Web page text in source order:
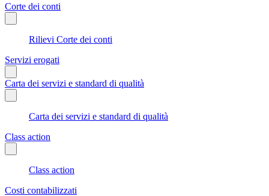
Corte dei conti
Rilievi Corte dei conti
Servizi erogati
Carta dei servizi e standard di qualità
Carta dei servizi e standard di qualità
Class action
Class action
Costi contabilizzati